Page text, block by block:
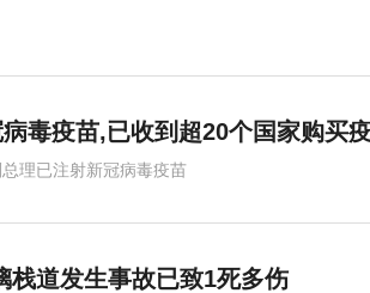
毒疫苗,已收到超20个国家购买
理已注射新冠病毒疫苗
栈道发生事故已致1死多伤